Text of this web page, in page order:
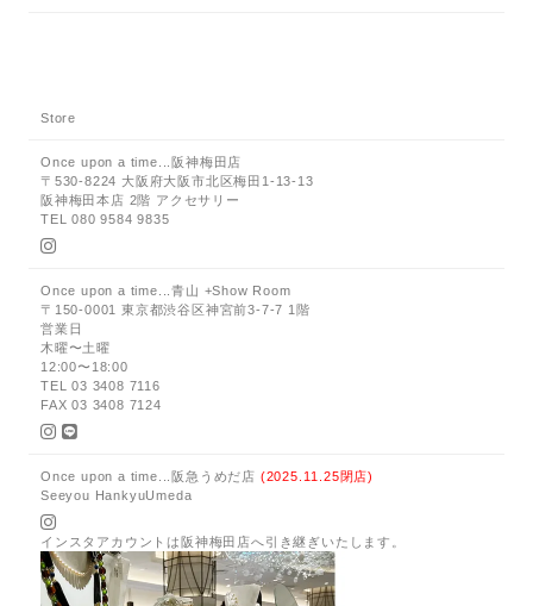
Store
Once upon a time...阪神梅田店
〒530-8224 大阪府大阪市北区梅田1-13-13
阪神梅田本店 2階 アクセサリー
TEL 080 9584 9835
Once upon a time...青山 +Show Room
〒150-0001 東京都渋谷区神宮前3-7-7 1階
営業日
木曜〜土曜
12:00〜18:00
TEL 03 3408 7116
FAX 03 3408 7124
Once upon a time...阪急うめだ店 (2025.11.25閉店)
Seeyou HankyuUmeda
インスタアカウントは阪神梅田店へ引き継ぎいたします。